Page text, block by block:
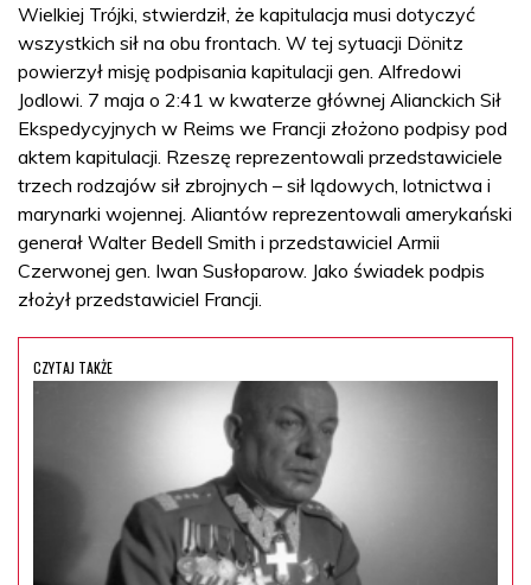
Wielkiej Trójki, stwierdził, że kapitulacja musi dotyczyć
wszystkich sił na obu frontach. W tej sytuacji Dönitz
powierzył misję podpisania kapitulacji gen. Alfredowi
Jodlowi. 7 maja o 2:41 w kwaterze głównej Alianckich Sił
Ekspedycyjnych w Reims we Francji złożono podpisy pod
aktem kapitulacji. Rzeszę reprezentowali przedstawiciele
trzech rodzajów sił zbrojnych – sił lądowych, lotnictwa i
marynarki wojennej. Aliantów reprezentowali amerykański
generał Walter Bedell Smith i przedstawiciel Armii
Czerwonej gen. Iwan Susłoparow. Jako świadek podpis
złożył przedstawiciel Francji.
CZYTAJ TAKŻE